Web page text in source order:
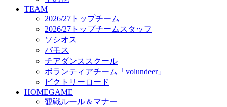
TICKET
奈良クラブ明治安田J3リーグ2026/27シーズン試
合観戦チケット
奈良クラブ明治安田Ｊ3リーグ 2026/27シーズン
「鹿パス」
観戦ルール＆マナー
FANCOMMUNITY
2026/27ファンコミュニティ
サポートショップ
GOODS
TEAM
2026/27トップチーム
2026/27トップチームスタッフ
ソシオス
バモス
チアダンススクール
ボランティアチーム「volundeer」
ビクトリーロード
HOMEGAME
観戦ルール＆マナー